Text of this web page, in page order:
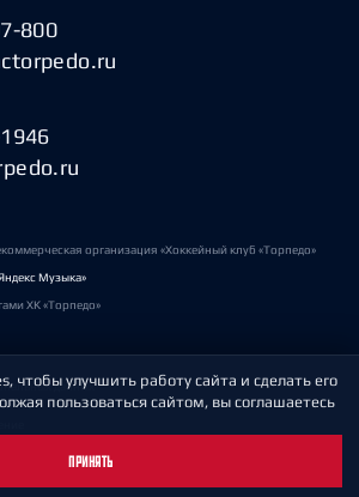
800
организация «Хоккейный клуб «Торпедо»
Музыка»
ХК «Торпедо»
данных
чтобы улучшить работу сайта и сделать его
пользоваться сайтом, вы соглашаетесь
ПРИНЯТЬ